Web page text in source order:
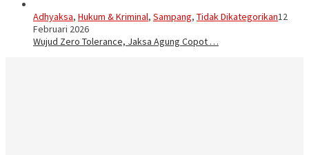
Adhyaksa, Hukum & Kriminal, Sampang, Tidak Dikategorikan12
Februari 2026
Wujud Zero Tolerance, Jaksa Agung Copot …